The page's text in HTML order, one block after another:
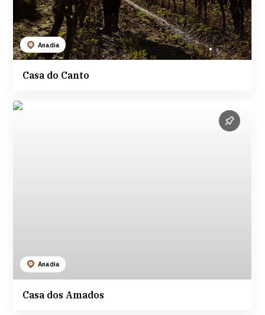
Anadia
Casa do Canto
Anadia
Casa dos Amados